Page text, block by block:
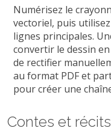
Numérisez le
vectoriel, puis
lignes principales.
convertir le dessin
de rectifier
au format PDF et
pour créer une
Contes et